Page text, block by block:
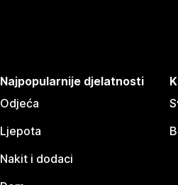
Najpopularnije djelatnosti
Odjeća
Ljepota
Nakit i dodaci